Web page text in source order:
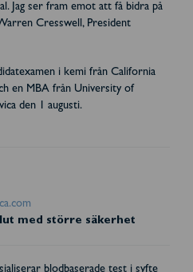
Jag ser fram emot att få bidra på
Cresswell, President
i kemi från California
en MBA från University of
den 1 augusti.
med större säkerhet